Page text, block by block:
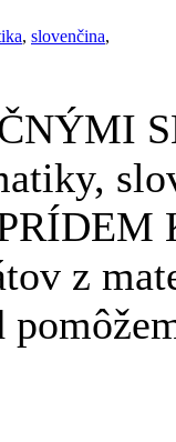
, slovenčina,
z